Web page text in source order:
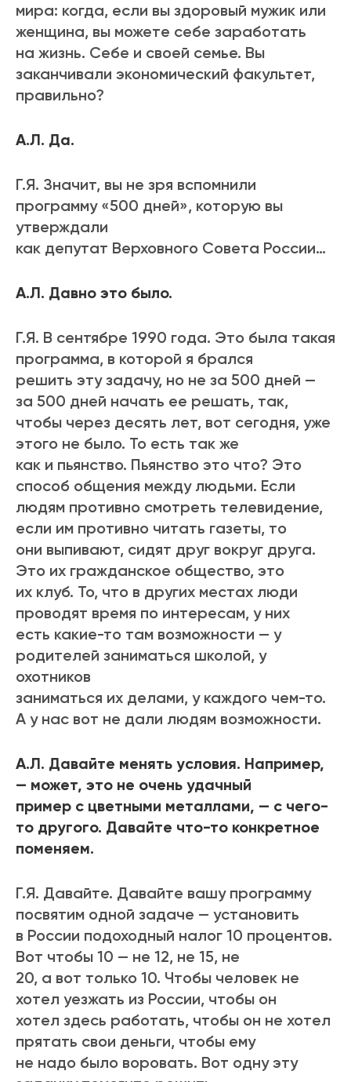
мира: когда, если вы здоровый мужик или
женщина, вы можете себе заработать
на жизнь. Себе и своей семье. Вы
заканчивали экономический факультет,
правильно?
А.Л. Да.
Г.Я. Значит, вы не зря вспомнили
программу «500 дней», которую вы
утверждали
как депутат Верховного Совета России…
А.Л. Давно это было.
Г.Я. В сентябре 1990 года. Это была такая
программа, в которой я брался
решить эту задачу, но не за 500 дней —
за 500 дней начать ее решать, так,
чтобы через десять лет, вот сегодня, уже
этого не было. То есть так же
как и пьянство. Пьянство это что? Это
способ общения между людьми. Если
людям противно смотреть телевидение,
если им противно читать газеты, то
они выпивают, сидят друг вокруг друга.
Это их гражданское общество, это
их клуб. То, что в других местах люди
проводят время по интересам, у них
есть какие-то там возможности — у
родителей заниматься школой, у
охотников
заниматься их делами, у каждого чем-то.
А у нас вот не дали людям возможности.
А.Л. Давайте менять условия. Например,
— может, это не очень удачный
пример с цветными металлами, — с чего-
то другого. Давайте что-то конкретное
поменяем.
Г.Я. Давайте. Давайте вашу программу
посвятим одной задаче — установить
в России подоходный налог 10 процентов.
Вот чтобы 10 — не 12, не 15, не
20, а вот только 10. Чтобы человек не
хотел уезжать из России, чтобы он
хотел здесь работать, чтобы он не хотел
прятать свои деньги, чтобы ему
не надо было воровать. Вот одну эту